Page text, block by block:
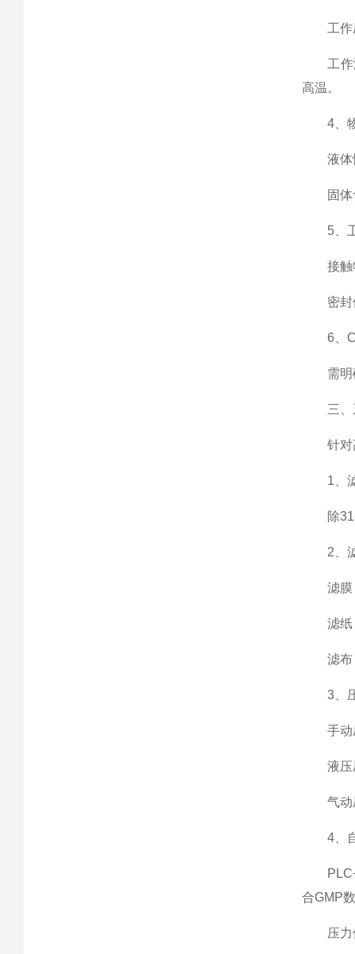
工作压
工作温
高温。
4、物
液体性
固体含
5、卫
接触物
密封件
6、
需明确
三、系
针对高
1、滤
除316L
2、滤
滤膜：
滤纸：
滤布：
3、压
手动压
液压压
气动压
4、自
PLC+
合GMP
压力传